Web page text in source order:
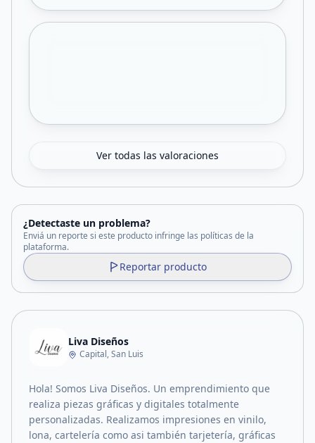
Ver todas las valoraciones
¿Detectaste un problema?
Enviá un reporte si este producto infringe las políticas de la
plataforma.
Reportar producto
Liva Diseños
Capital, San Luis
Hola! Somos Liva Diseños. Un emprendimiento que
realiza piezas gráficas y digitales totalmente
personalizadas. Realizamos impresiones en vinilo,
lona, cartelería como asi también tarjetería, gráficas